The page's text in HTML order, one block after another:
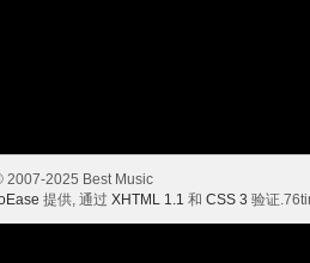
2007-2025 Best Music
提供, 通过 XHTML 1.1 和 CSS 3 验证.